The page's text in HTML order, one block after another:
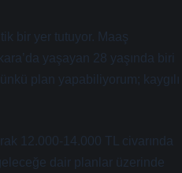
bir yer tutuyor. Maaş
yaşayan 28 yaşında biri
plan yapabiliyorum; kaygılı
12.000-14.000 TL civarında
dair planlar üzerinde